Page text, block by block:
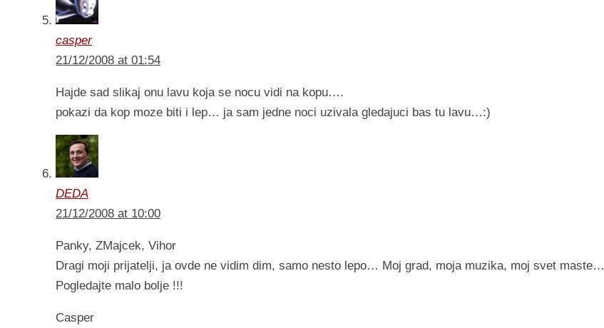
casper
21/12/2008 at 01:54
Hajde sad slikaj onu lavu koja se nocu vidi na kopu….
pokazi da kop moze biti i lep… ja sam jedne noci uzivala gledajuci bas tu lavu…:)
DEDA
21/12/2008 at 10:00
Panky, ZMajcek, Vihor
Dragi moji prijatelji, ja ovde ne vidim dim, samo nesto lepo… Moj grad, moja muzika, moj svet maste…
Pogledajte malo bolje !!!
Casper